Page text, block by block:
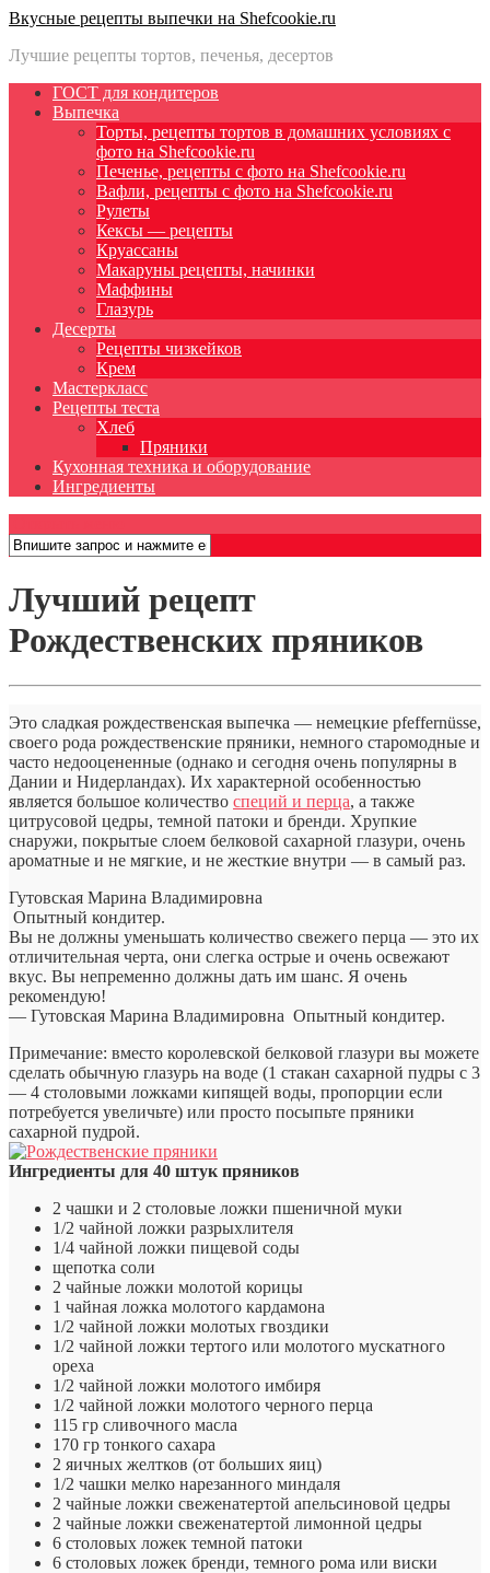
Вкусные рецепты выпечки на Shefcookie.ru
Лучшие рецепты тортов, печенья, десертов
ГОСТ для кондитеров
Выпечка
Торты, рецепты тортов в домашних условиях с
фото на Shefcookie.ru
Печенье, рецепты с фото на Shefcookie.ru
Вафли, рецепты с фото на Shefcookie.ru
Рулеты
Кексы — рецепты
Круассаны
Макаруны рецепты, начинки
Маффины
Глазурь
Десерты
Рецепты чизкейков
Крем
Мастеркласс
Рецепты теста
Хлеб
Пряники
Кухонная техника и оборудование
Ингредиенты
Лучший рецепт
Рождественских пряников
Это сладкая рождественская выпечка — немецкие pfeffernüsse,
своего рода рождественские пряники, немного старомодные и
часто недооцененные (однако и сегодня очень популярны в
Дании и Нидерландах). Их характерной особенностью
является большое количество специй и перца, а также
цитрусовой цедры, темной патоки и бренди. Хрупкие
снаружи, покрытые слоем белковой сахарной глазури, очень
ароматные и не мягкие, и не жесткие внутри — в самый раз.
Гутовская Марина Владимировна
Опытный кондитер.
Вы не должны уменьшать количество свежего перца — это их
отличительная черта, они слегка острые и очень освежают
вкус. Вы непременно должны дать им шанс. Я очень
рекомендую!
— Гутовская Марина Владимировна Опытный кондитер.
Примечание: вместо королевской белковой глазури вы можете
сделать обычную глазурь на воде (1 стакан сахарной пудры с 3
— 4 столовыми ложками кипящей воды, пропорции если
потребуется увеличьте) или просто посыпьте пряники
сахарной пудрой.
Ингредиенты для 40 штук пряников
2 чашки и 2 столовые ложки пшеничной муки
1/2 чайной ложки разрыхлителя
1/4 чайной ложки пищевой соды
щепотка соли
2 чайные ложки молотой корицы
1 чайная ложка молотого кардамона
1/2 чайной ложки молотых гвоздики
1/2 чайной ложки тертого или молотого мускатного
ореха
1/2 чайной ложки молотого имбиря
1/2 чайной ложки молотого черного перца
115 гр сливочного масла
170 гр тонкого сахара
2 яичных желтков (от больших яиц)
1/2 чашки мелко нарезанного миндаля
2 чайные ложки свеженатертой апельсиновой цедры
2 чайные ложки свеженатертой лимонной цедры
6 столовых ложек темной патоки
6 столовых ложек бренди, темного рома или виски